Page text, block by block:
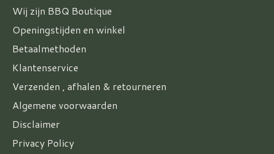
Wij zijn BBQ Boutique
Openingstijden en winkel
Betaalmethoden
Klantenservice
Verzenden , afhalen & retourneren
Algemene voorwaarden
Disclaimer
Privacy Policy